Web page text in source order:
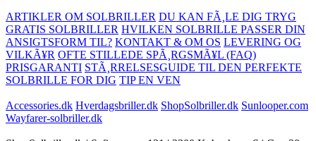
ARTIKLER OM SOLBRILLER DU KAN FÃ¸LE DIG TRYG
GRATIS SOLBRILLER HVILKEN SOLBRILLE PASSER DIN
ANSIGTSFORM TIL? KONTAKT & OM OS LEVERING OG
VILKÃ¥R OFTE STILLEDE SPÃ¸RGSMÃ¥L (FAQ)
PRISGARANTI STÃ¸RRELSESGUIDE TIL DEN PERFEKTE
SOLBRILLE FOR DIG TIP EN VEN
Accessories.dk Hverdagsbriller.dk ShopSolbriller.dk Sunlooper.com
Wayfarer-solbriller.dk